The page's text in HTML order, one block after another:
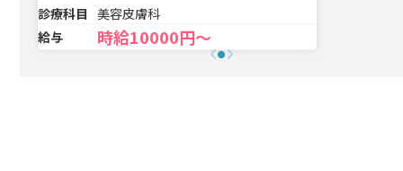
診療科目
美容皮膚科
給与
時給10000円〜